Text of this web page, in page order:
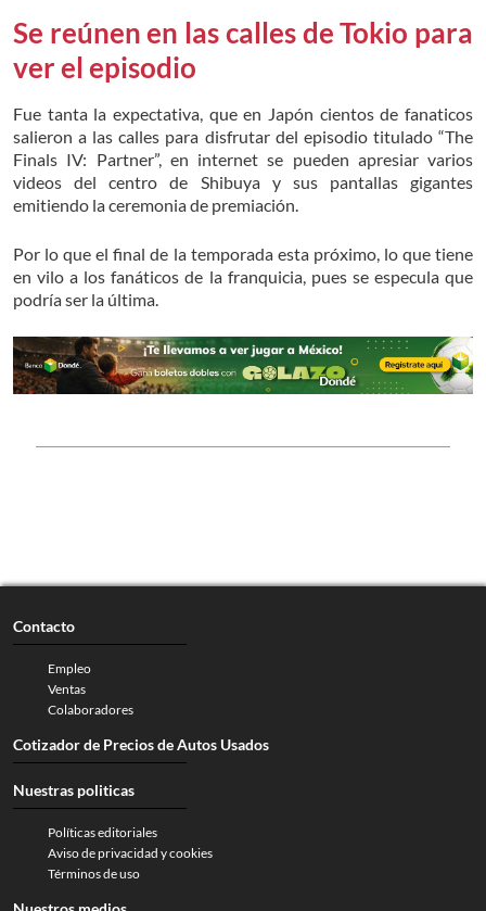
Se reúnen en las calles de Tokio para
ver el episodio
Fue tanta la expectativa, que en Japón cientos de fanaticos
salieron a las calles para disfrutar del episodio titulado “The
Finals IV: Partner”, en internet se pueden apresiar varios
videos del centro de Shibuya y sus pantallas gigantes
emitiendo la ceremonia de premiación.
Por lo que el final de la temporada esta próximo, lo que tiene
en vilo a los fanáticos de la franquicia, pues se especula que
podría ser la última.
Contacto
Empleo
Ventas
Colaboradores
Cotizador de Precios de Autos Usados
Nuestras politicas
Políticas editoriales
Aviso de privacidad y cookies
Términos de uso